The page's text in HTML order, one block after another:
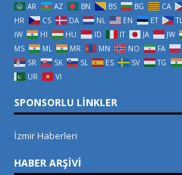
AR AZ BN BS BG CA
HR
CS DA NL EN ET TL
IW
HI HU ID IT JA JW
MS
ML MR MN NO FA
SR
SK SL ES SV TG
UR
VI
SPONSORLU LINKLER
İzmir Haberleri
HABER ARŞIVI